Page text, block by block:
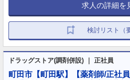
求人の詳細を
検討リスト（
ドラッグストア(調剤併設) ｜ 正社員
町田市【町田駅】【薬剤師/正社